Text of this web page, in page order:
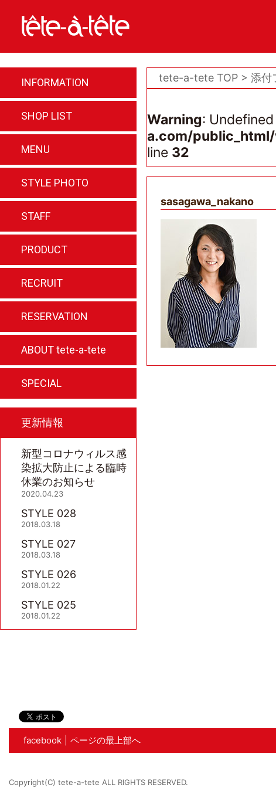
tete-a-tete TOP 添付
Warning:
a.com/
line 32
sasagawa_nakano
インフォメーション
INFORMATION
店舗情報
SHOP LIST
メニュー
MENU
スタイル写真
STYLE PHOTO
スタッフ紹介
STAFF
商品紹介
PRODUCT
求人情報
RECRUIT
ご予約はこちらから
RESERVATION
私たちのこだわり
ABOUT tete-a-tete
ホームページ特典
SPECIAL
更新情報
新型コロナウィルス感
染拡大防止による臨時
休業のお知らせ
2020.04.23
STYLE 028
2018.03.18
STYLE 027
2018.03.18
STYLE 026
2018.01.22
STYLE 025
2018.01.22
facebook ページの最上部へ
Copyright(C) tete-a-tete ALL RIGHTS RESERVED.